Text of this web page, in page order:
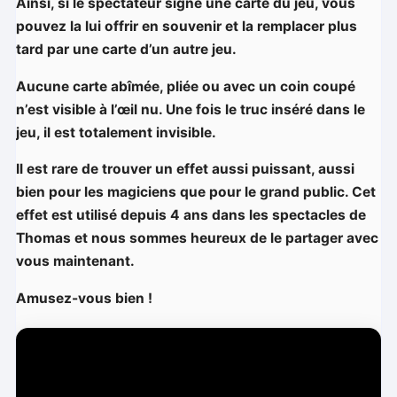
pouvez la lui offrir en souvenir et la remplacer plus
tard par une carte d’un autre jeu.
Aucune carte abîmée, pliée ou avec un coin coupé
n’est visible à l’œil nu. Une fois le truc inséré dans le
jeu, il est totalement invisible.
Il est rare de trouver un effet aussi puissant, aussi
bien pour les magiciens que pour le grand public. Cet
effet est utilisé depuis 4 ans dans les spectacles de
Thomas et nous sommes heureux de le partager avec
vous maintenant.
Amusez-vous bien !